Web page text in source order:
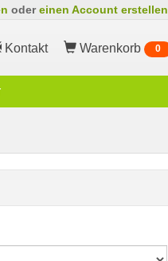
odereinen Account erstellen
Kontakt Warenkorb 0